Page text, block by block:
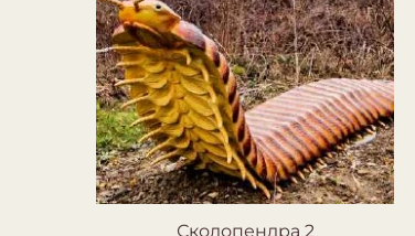
Сколопендра 2